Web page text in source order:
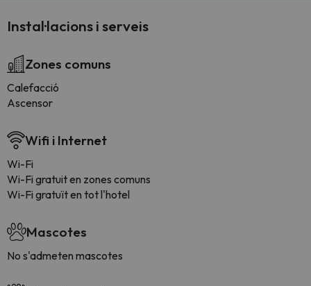
Instal·lacions i serveis
Zones comuns
Calefacció
Ascensor
Wifi i Internet
Wi-Fi
Wi-Fi gratuit en zones comuns
Wi-Fi gratuït en tot l'hotel
Mascotes
No s'admeten mascotes